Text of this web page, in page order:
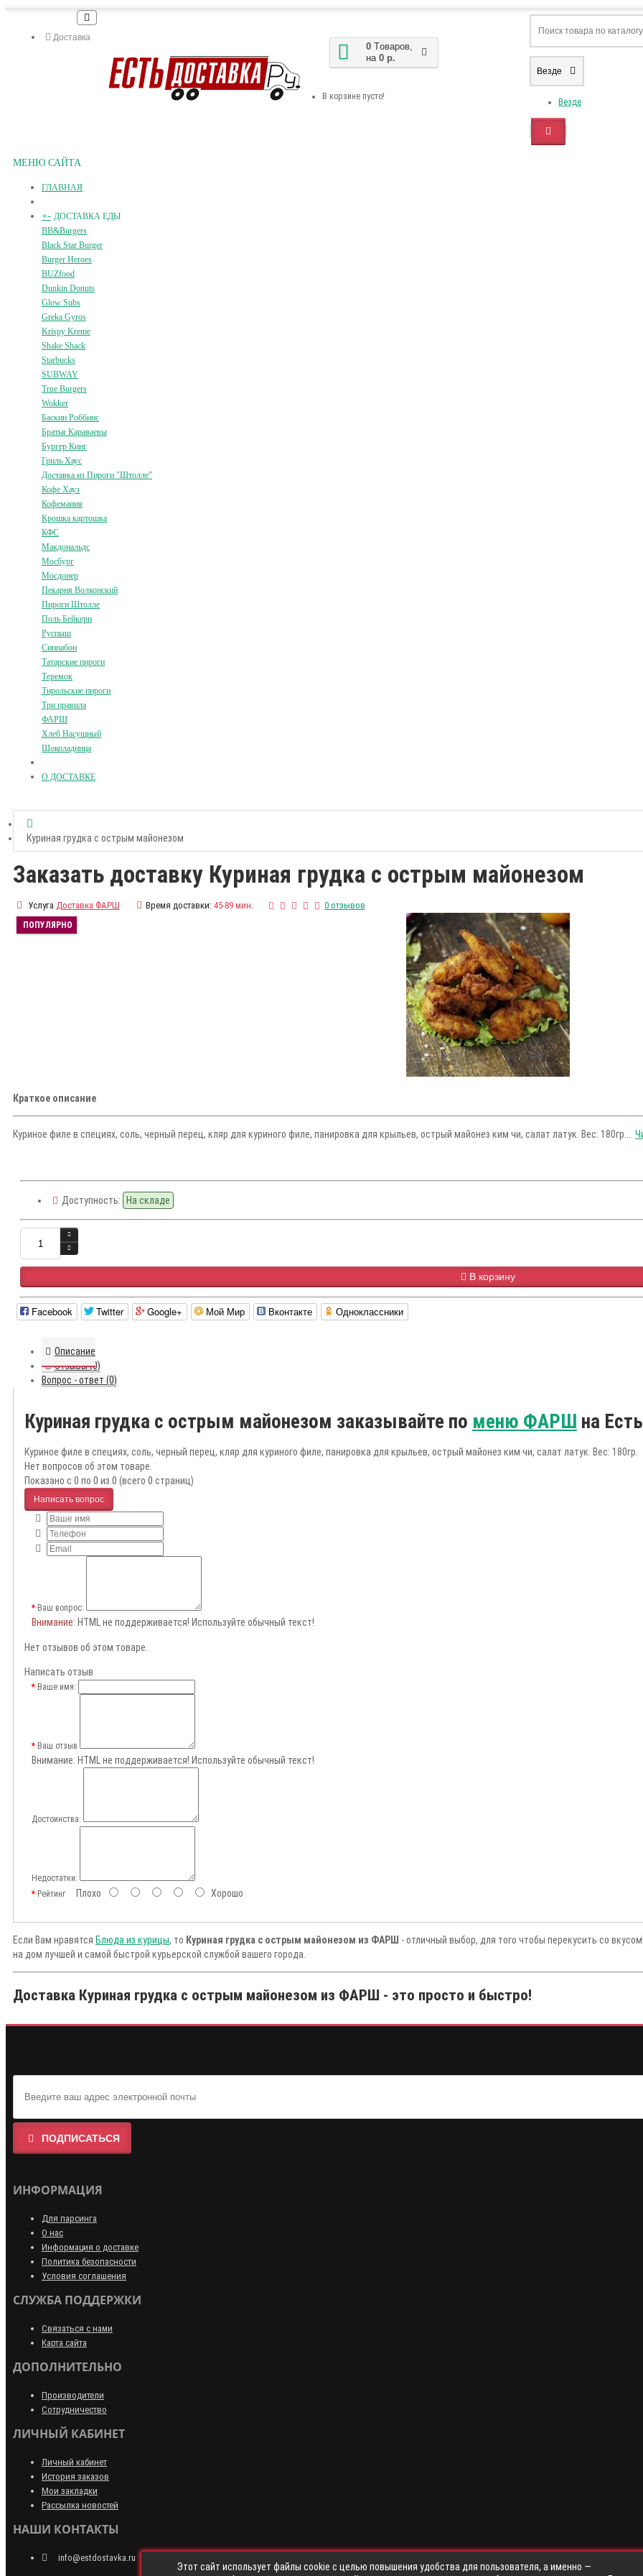
Доставка
0 Tоваров,
на 0 р.
В корзине пусто!
Везде
Везде
МЕНЮ САЙТА
ГЛАВНАЯ
+- ДОСТАВКА ЕДЫ
BB&Burgers
Black Star Burger
Burger Heroes
BUZfood
Dunkin Donuts
Glow Subs
Greka Gyros
Krispy Kreme
Shake Shack
Starbucks
SUBWAY
True Burgers
Wokker
Баскин Роббинс
Братья Караваевы
Бургер Кинг
Гриль Хаус
Доставка из Пироги "Штолле"
Кофе Хауз
Кофемания
Крошка картошка
КФС
Макдональдс
Мосбург
Мосдонер
Пекарня Волконский
Пироги Штолле
Поль Бейкери
Руспыш
Синнабон
Татарские пироги
Теремок
Тирольские пироги
Три правила
ФАРШ
Хлеб Насущный
Шоколадница
О ДОСТАВКЕ
Куриная грудка с острым майонезом
Заказать доставку Куриная грудка с острым майонезом
Услуга Доставка ФАРШ Время доставки: 45-89 мин. 0 отзывов
ПОПУЛЯРНО
Краткое описание
Куриное филе в специях, соль, черный перец, кляр для куриного филе, панировка для крыльев, острый майонез ким чи, салат латук. Вес: 180гр....
Доступность: На складе
В корзину
Facebook Twitter Google+ Мой Мир Вконтакте Одноклассники
Описание
Отзывы (0)
Вопрос - ответ (0)
Куриная грудка с острым майонезом заказывайте по меню ФАРШ на
Куриное филе в специях, соль, черный перец, кляр для куриного филе, панировка для крыльев, острый майонез ким чи, салат латук. Вес: 180гр.
Нет вопросов об этом товаре.
Показано с 0 по 0 из 0 (всего 0 страниц)
Написать вопрос
Ваш вопрос:
Внимание: HTML не поддерживается! Используйте обычный текст!
Нет отзывов об этом товаре.
Написать отзыв
Ваше имя:
Ваш отзыв
Внимание: HTML не поддерживается! Используйте обычный текст!
Достоинства:
Недостатки:
РейтингПлохо Хорошо
Если Вам нравятся Блюда из курицы, то Куриная грудка с острым майонезом из ФАРШ - отличный выбор, для того чтобы перекусить со
на дом лучшей и самой быстрой курьерской службой вашего города.
Доставка Куриная грудка с острым майонезом из ФАРШ - это просто и быстро!
ПОДПИСАТЬСЯ
ИНФОРМАЦИЯ
Для парсинга
О нас
Информация о доставке
Политика безопасности
Условия соглашения
СЛУЖБА ПОДДЕРЖКИ
Связаться с нами
Карта сайта
ДОПОЛНИТЕЛЬНО
Производители
Сотрудничество
ЛИЧНЫЙ КАБИНЕТ
Личный кабинет
История заказов
Мои закладки
Рассылка новостей
НАШИ КОНТАКТЫ
info@estdostavka.ru
Этот сайт использует файлы cookie с целью повышения удобства для пользователя, а именно —